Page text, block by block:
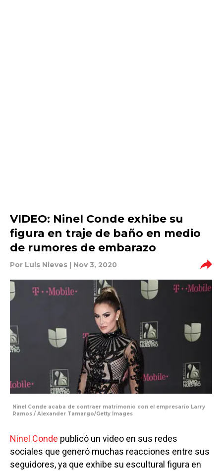
VIDEO: Ninel Conde exhibe su
figura en traje de baño en medio
de rumores de embarazo
Por Luis Nieves | Nov 3, 2020
Ninel Conde acaba de contraer matrimonio con el empresario Larry
Ramos / Alexander Tamargo/Getty Images
Ninel Conde publicó un video en sus redes
sociales que generó muchas reacciones entre sus
seguidores, ya que exhibe su escultural figura en